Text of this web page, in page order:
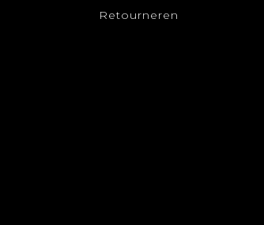
Retourneren